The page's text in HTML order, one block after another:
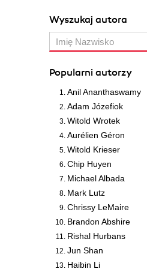
Wyszukaj autora
Popularni autorzy
Anil Ananthaswamy
Adam Józefiok
Witold Wrotek
Aurélien Géron
Witold Krieser
Chip Huyen
Michael Albada
Mark Lutz
Chrissy LeMaire
Brandon Abshire
Rishal Hurbans
Jun Shan
Haibin Li